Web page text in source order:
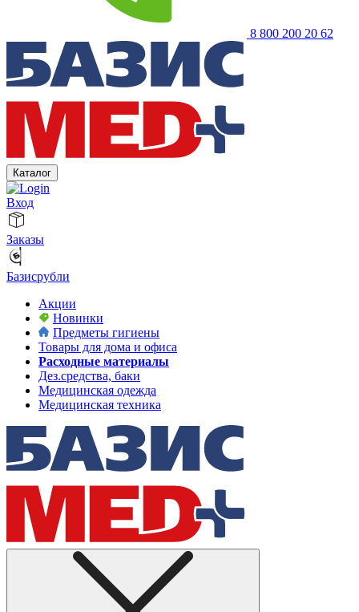
8 800 200 20 62
Каталог
Вход
Заказы
Базисрубли
Акции
Новинки
Предметы гигиены
Товары для дома и офиса
Расходные материалы
Дез.средства, баки
Медицинская одежда
Медицинская техника